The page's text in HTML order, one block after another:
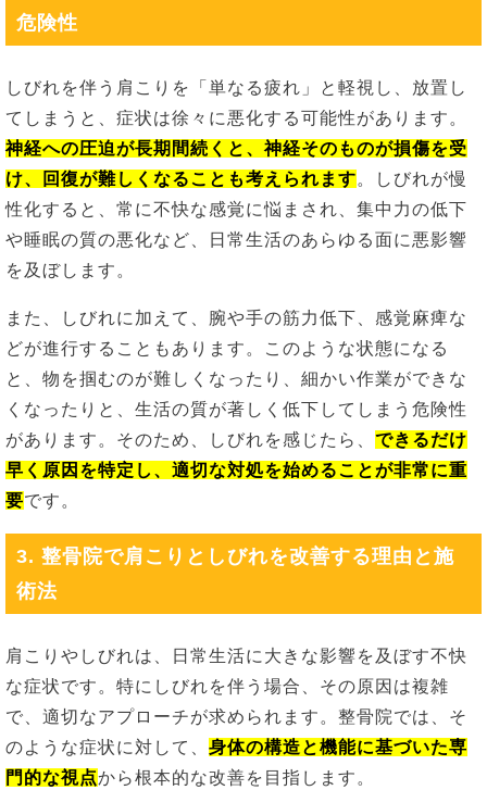
危険性
しびれを伴う肩こりを「単なる疲れ」と軽視し、放置し
てしまうと、症状は徐々に悪化する可能性があります。
神経への圧迫が長期間続くと、神経そのものが損傷を受
け、回復が難しくなることも考えられます。しびれが慢
性化すると、常に不快な感覚に悩まされ、集中力の低下
や睡眠の質の悪化など、日常生活のあらゆる面に悪影響
を及ぼします。
また、しびれに加えて、腕や手の筋力低下、感覚麻痺な
どが進行することもあります。このような状態になる
と、物を掴むのが難しくなったり、細かい作業ができな
くなったりと、生活の質が著しく低下してしまう危険性
があります。そのため、しびれを感じたら、 できるだけ
早く原因を特定し、適切な対処を始めることが非常に重
要です。
3. 整骨院で肩こりとしびれを改善する理由と施
術法
肩こりやしびれは、日常生活に大きな影響を及ぼす不快
な症状です。特にしびれを伴う場合、その原因は複雑
で、適切なアプローチが求められます。整骨院では、そ
のような症状に対して、 身体の構造と機能に基づいた専
門的な視点から根本的な改善を目指します。